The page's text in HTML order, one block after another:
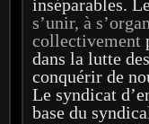
inséparables.
s’unir, à
collectivement
dans la lutte
conquérir de
Le syndicat
base du